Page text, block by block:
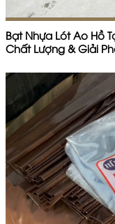
Bạt Nhựa Lót Ao Hồ
Chất Lượng & Giải